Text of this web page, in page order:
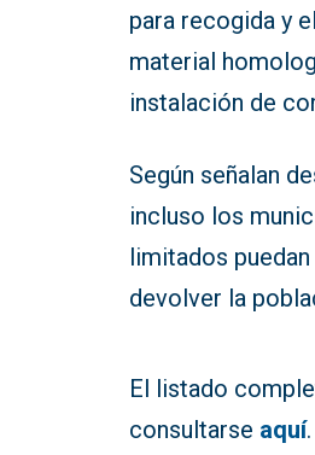
para recogida y
material
instalación de
Según señalan
incluso los
limitados
devolver la
El listado
consultarse aquí.